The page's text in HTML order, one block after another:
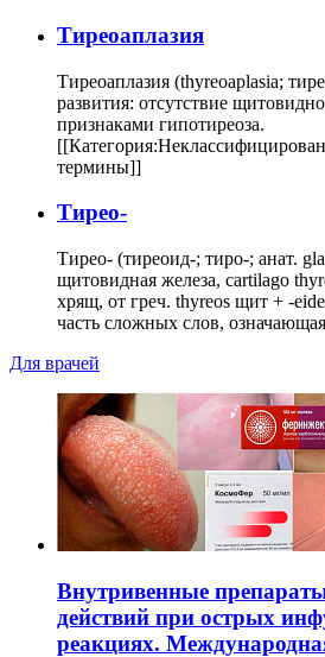
Тиреоаплазия
Тиреоаплазия (thyreoaplasia;
развития: отсутствие
признаками гипотиреоза.
термины]]
Тирео-
Тирео- (тиреоид-; тиро-; анат.
щитовидная железа, cartilago
хрящ, от греч. thyreos щит + -
часть сложных слов,
Для врачей
Внутривенные
действий при острых
реакциях.